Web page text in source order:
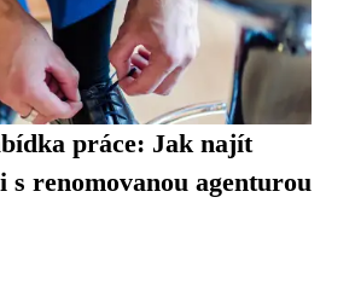
práce: Jak najít
s renomovanou agenturou